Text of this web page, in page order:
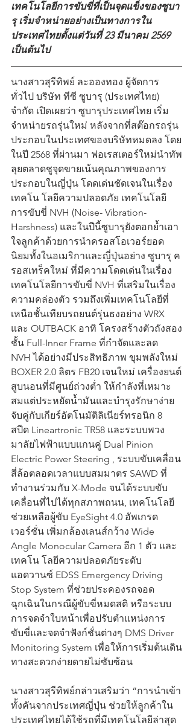
เทคโนโลยีการขับขี่ที่เป็นจุดแข็งของซูบา
รุ เริ่มจำหน่ายอย่างเป็นทางการใน
ประเทศไทยตั้งแต่วันที่ 23 มีนาคม 2569
เป็นต้นไป
นางสาวสุรีทิพย์ ละอองทอง ผู้จัดการ
ทั่วไป บริษัท ทีซี ซูบารุ (ประเทศไทย)
จำกัด เปิดเผยว่า ซูบารุประเทศไทย เริ่ม
จำหน่ายรถรุ่นใหม่ หลังจากที่สต๊อกรถรุ่น
ประกอบในประเทศของบริษัทหมดลง โดย
ในปี 2568 ที่ผ่านมา ฟอเรสเตอร์ใหม่นำทัพ
ลุยตลาดชูจุดขายเน้นคุณภาพของการ
ประกอบในญี่ปุ่น โดดเด่นชัดเจนในเรื่อง
เทคโน โลยีความปลอดภัย เทคโนโลยี
การขับขี่ NVH (Noise- Vibration-
Harshness) และในปีนี้ซูบารุยังตอกย้ำเอา
ใจลูกค้าด้วยการนำครอสโอเวอร์ยอด
นิยมทั้งในอเมริกาและญี่ปุ่นอย่าง ซูบารุ ค
รอสเทร็คใหม่ ที่มีความโดดเด่นในเรื่อง
เทคโนโลยีการขับขี่ NVH ที่เสริมในเรื่อง
ความคล่องตัว รวมถึงเพิ่มเทคโนโลยีที่
เหนือชั้นเทียบรถยนต์รุ่นธงอย่าง WRX
และ OUTBACK อาทิ โครงสร้างตัวถังสอง
ชั้น Full-Inner Frame ที่กำจัดและลด
NVH ได้อย่างมีประสิทธิภาพ ขุมพลังใหม่
BOXER 2.0 ลิตร FB20 เจนใหม่ เครื่องยนต์
สูบนอนที่มีศูนย์ถ่วงต่ำ ให้กำลังที่เหมาะ
สมแต่ประหยัดน้ำมันและบำรุงรักษาง่าย
จับคู่กับเกียร์อัตโนมัติลิเนียร์ทรอนิก 8
สปีด Lineartronic TR58 และระบบพวง
มาลัยไฟฟ้าแบบแกนคู่ Dual Pinion
Electric Power Steering , ระบบขับเคลื่อน
สี่ล้อตลอดเวลาแบบสมมาตร SAWD ที่
ทำงานร่วมกับ X-Mode จนได้ระบบขับ
เคลื่อนที่ไปได้ทุกสภาพถนน, เทคโนโลยี
ช่วยเหลือผู้ขับ EyeSight 4.0 อัพเกรด
เวอร์ชั่น เพิ่มกล้องเลนส์กว้าง Wide
Angle Monocular Camera อีก 1 ตัว และ
เทคโน โลยีความปลอดภัยระดับ
แอดวานซ์ EDSS Emergency Driving
Stop System ที่ช่วยประคองรถจอด
ฉุกเฉินในกรณีผู้ขับขี่หมดสติ หรือระบบ
การจดจำใบหน้าเพื่อปรับตำแหน่งการ
ขับขี่และจดจำฟังก์ชั่นต่างๆ DMS Driver
Monitoring System เพื่อให้การเริ่มต้นเดิน
ทางสะดวกง่ายดายไม่ซับซ้อน
นางสาวสุรีทิพย์กล่าวเสริมว่า “การนำเข้า
ทั้งคันจากประเทศญี่ปุ่น ช่วยให้ลูกค้าใน
ประเทศไทยได้ใช้รถที่มีเทคโนโลยีล่าสุด